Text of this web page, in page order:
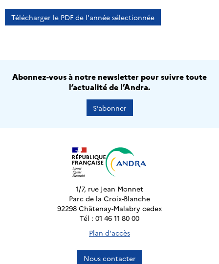
Télécharger le PDF de l'année sélectionnée
Abonnez-vous à notre newsletter pour suivre toute
l’actualité de l’Andra.
S’abonner
1/7, rue Jean Monnet
Parc de la Croix-Blanche
92298 Châtenay-Malabry cedex
Tél : 01 46 11 80 00
Plan d'accès
Nous contacter